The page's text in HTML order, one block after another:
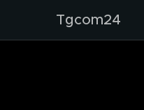
Tgcom24